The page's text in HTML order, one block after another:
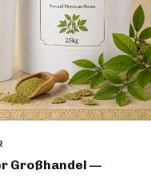
Großhandel —